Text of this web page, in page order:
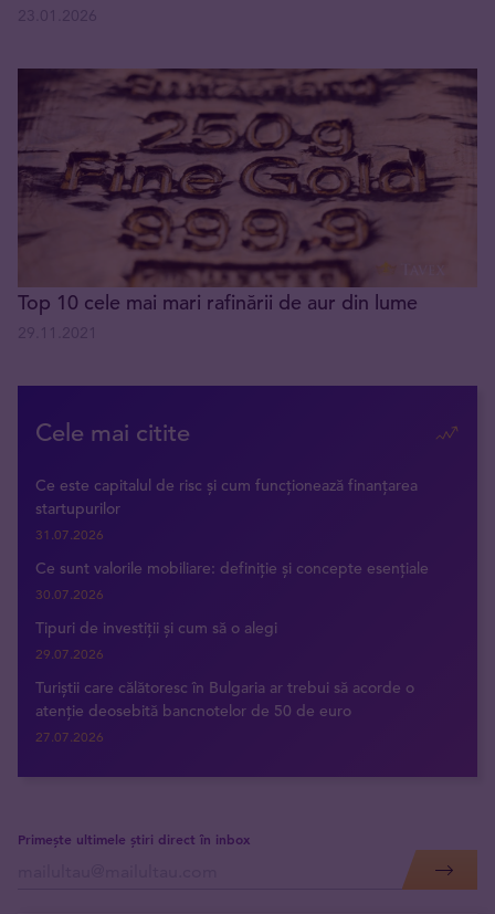
Top 10 cele mai mari rafinării de aur din lume
Cele mai citite
Ce este capitalul de risc și cum funcționează finanțarea
startupurilor
31.07.2026
Ce sunt valorile mobiliare: definiție și concepte esențiale
30.07.2026
Tipuri de investiții și cum să o alegi
29.07.2026
Turiștii care călătoresc în Bulgaria ar trebui să acorde o
atenție deosebită bancnotelor de 50 de euro
27.07.2026
Primește ultimele știri direct în inbox